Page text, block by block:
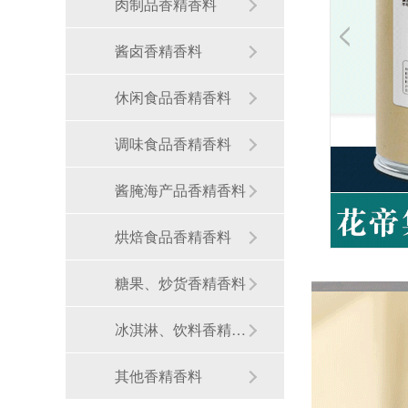
酱卤香精香料
休闲食品香精香料
调味食品香精香料
酱腌海产品香精香料
烘焙食品香精香料
糖果、炒货香精香料
冰淇淋、饮料香精香料
其他香精香料